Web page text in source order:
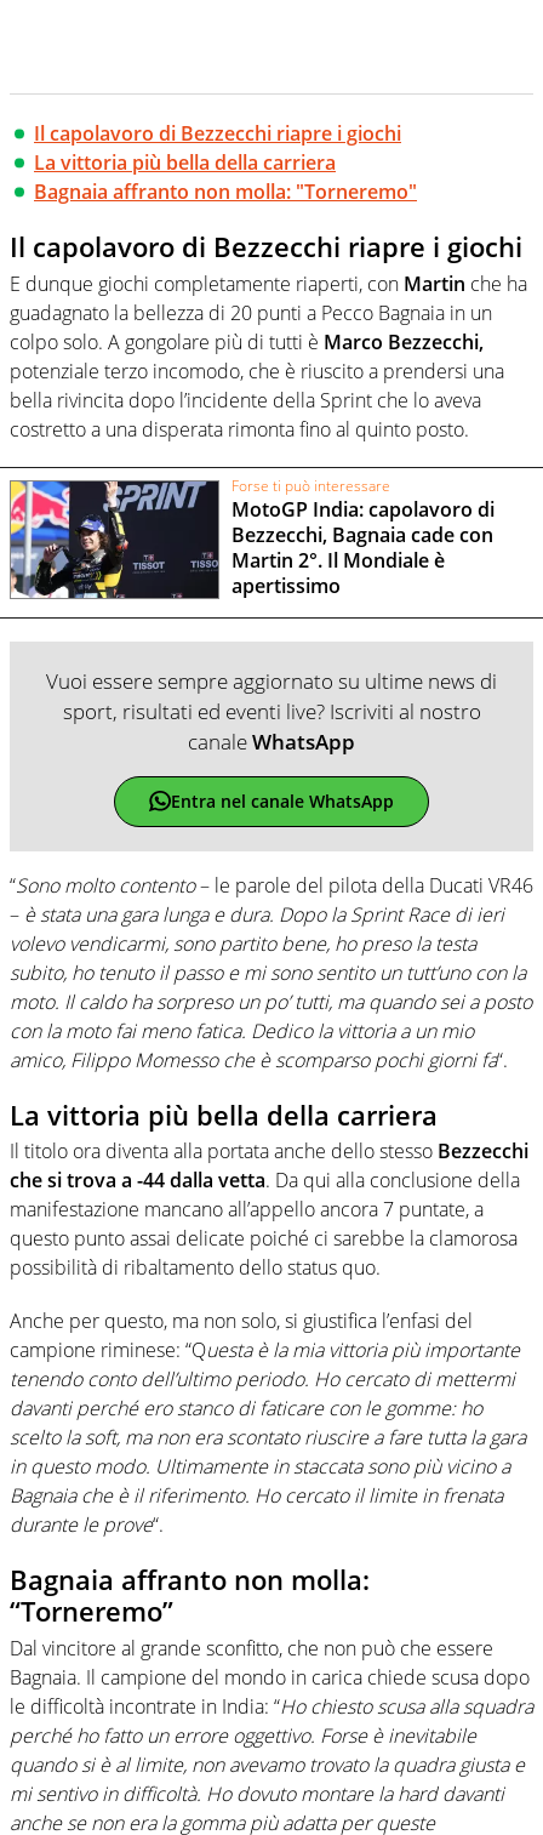
Il capolavoro di Bezzecchi riapre i giochi
La vittoria più bella della carriera
Bagnaia affranto non molla: "Torneremo"
Il capolavoro di Bezzecchi riapre i giochi
E dunque giochi completamente riaperti, con Martin che ha
guadagnato la bellezza di 20 punti a Pecco Bagnaia in un
colpo solo. A gongolare più di tutti è Marco Bezzecchi,
potenziale terzo incomodo, che è riuscito a prendersi una
bella rivincita dopo l’incidente della Sprint che lo aveva
costretto a una disperata rimonta fino al quinto posto.
Forse ti può interessare
MotoGP India: capolavoro di
Bezzecchi, Bagnaia cade con
Martin 2°. Il Mondiale è
apertissimo
Vuoi essere sempre aggiornato su ultime news di
sport, risultati ed eventi live? Iscriviti al nostro
canaleWhatsApp
Entra nel canale WhatsApp
“Sono molto contento– le parole del pilota della Ducati VR46
– è stata una gara lunga e dura. Dopo la Sprint Race di ieri
volevo vendicarmi, sono partito bene, ho preso la testa
subito, ho tenuto il passo e mi sono sentito un tutt’uno con la
moto. Il caldo ha sorpreso un po’ tutti, ma quando sei a posto
con la moto fai meno fatica. Dedico la vittoria a un mio
amico, Filippo Momesso che è scomparso pochi giorni fa“.
La vittoria più bella della carriera
Il titolo ora diventa alla portata anche dello stesso Bezzecchi
che si trova a -44 dalla vetta. Da qui alla conclusione della
manifestazione mancano all’appello ancora 7 puntate, a
questo punto assai delicate poiché ci sarebbe la clamorosa
possibilità di ribaltamento dello status quo.
Anche per questo, ma non solo, si giustifica l’enfasi del
campione riminese: “Questa è la mia vittoria più importante
tenendo conto dell’ultimo periodo. Ho cercato di mettermi
davanti perché ero stanco di faticare con le gomme: ho
scelto la soft, ma non era scontato riuscire a fare tutta la gara
in questo modo. Ultimamente in staccata sono più vicino a
Bagnaia che è il riferimento. Ho cercato il limite in frenata
durante le prove“.
Bagnaia affranto non molla:
“Torneremo”
Dal vincitore al grande sconfitto, che non può che essere
Bagnaia. Il campione del mondo in carica chiede scusa dopo
le difficoltà incontrate in India: “Ho chiesto scusa alla squadra
perché ho fatto un errore oggettivo. Forse è inevitabile
quando si è al limite, non avevamo trovato la quadra giusta e
mi sentivo in difficoltà. Ho dovuto montare la hard davanti
anche se non era la gomma più adatta per queste